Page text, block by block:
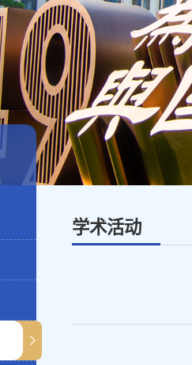
学术活动